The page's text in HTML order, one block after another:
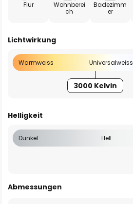
Flur
Wohnberei
ch
Badezimm
er
Lichtwirkung
Warmweiss Universalweiss
3000 Kelvin
Helligkeit
Dunkel Hell
Abmessungen